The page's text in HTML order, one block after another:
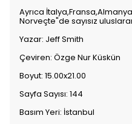
Ayrıca
Norveçte"de sayısız
Yazar: Jeff Smith
Çeviren: Özge Nur Küskün
Boyut: 15.00x21.00
Sayfa Sayısı: 144
Basım Yeri: İstanbul